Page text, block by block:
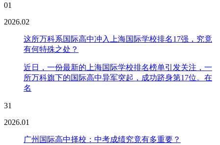
01
2026.02
这所万科系国际高中冲入上海国际学校排名17强，究竟
有何特殊之处？
近日，一份最新的上海国际学校排名榜单引发关注，一
所万科旗下的国际高中异军突起，成功跻身第17位。在
名
31
2026.01
广州国际高中择校：中考成绩究竟有多重要？